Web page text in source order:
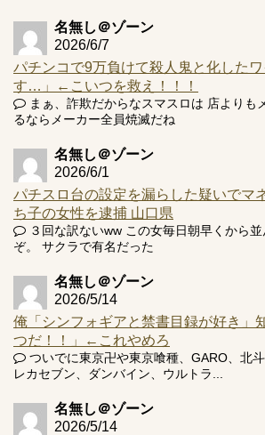
Powered by livedoor 相互RSS
名無し＠ゾーン
2026/6/7
パチンコで9万負けて殺人鬼と化した
す…」←こいつを救え！！！
まぁ、詐欺だからなスマスロは 店よりも
るならメーカー全員焼滅だね
名無し＠ゾーン
2026/6/1
パチスロ台の設定を漏らした疑いでマ
ち子の女性を逮捕 山口県
３回な訳ないww この女毎日朝早くから
ぞ。 サクラで有名だった
名無し＠ゾーン
2026/5/14
俺「シンフォギアと禁書目録が好き」
つだ！！」←これやめろ
ついでに東京卍や東京喰種、GARO、北
レカセブン、ダンバイン、ウルトラ...
名無し＠ゾーン
2026/5/14